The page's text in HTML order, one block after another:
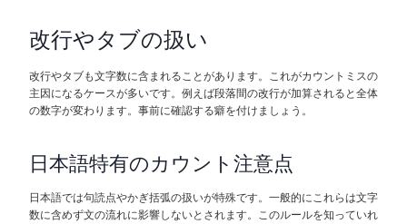
改行やタブの扱い
改行やタブも文字数に含まれることがあります。これがカウントミスの
主因になるケースが多いです。例えば段落間の改行が加算されると全体
の数字が変わります。事前に確認する癖を付けましょう。
日本語特有のカウント注意点
日本語では句読点やかぎ括弧の扱いが特殊です。一般的にこれらは文字
数に含めず文の流れに影響しないとされます。このルールを知っていれ